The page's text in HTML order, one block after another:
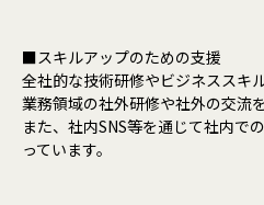
■スキルアップのための支援
全社的な技術研修やビジネススキ
業務領域の社外研修や社外の交流
また、社内SNS等を通じて社内で
っています。